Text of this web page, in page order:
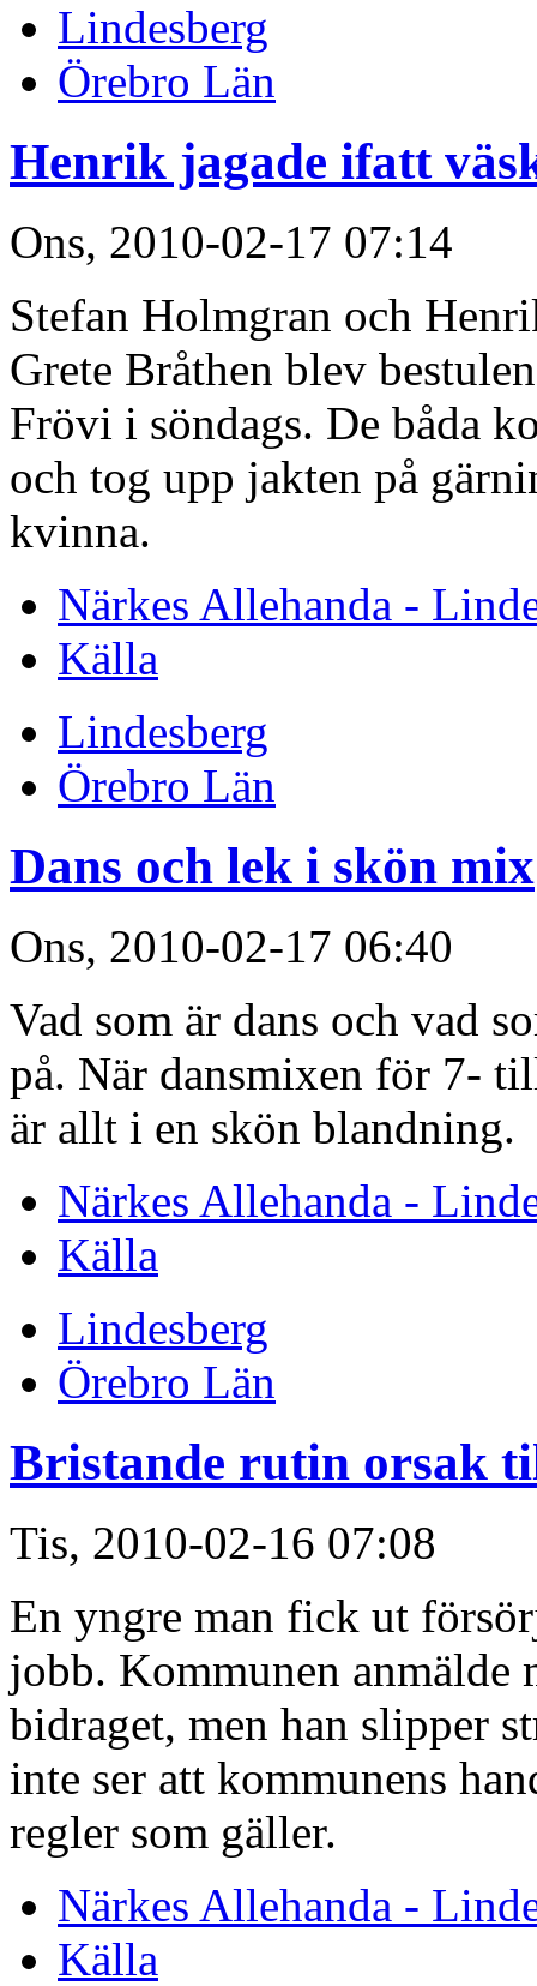
Lindesberg
Örebro Län
Henrik jagade ifatt
Ons, 2010-02-17 07:14
Stefan Holmgran och
Grete Bråthen blev
Frövi i söndags. De båda
och tog upp jakten på
kvinna.
Närkes Allehanda -
Källa
Lindesberg
Örebro Län
Dans och lek i skön mix
Ons, 2010-02-17 06:40
Vad som är dans och vad
på. När dansmixen för 7-
är allt i en skön blandning.
Närkes Allehanda -
Källa
Lindesberg
Örebro Län
Bristande rutin orsak
Tis, 2010-02-16 07:08
En yngre man fick ut
jobb. Kommunen anmälde
bidraget, men han slipper
inte ser att kommunens
regler som gäller.
Närkes Allehanda -
Källa